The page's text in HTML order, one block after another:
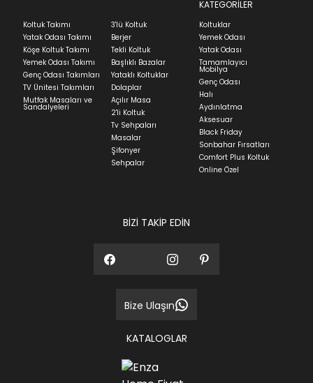
Ev tekstili siparişlerinizin kargoya verilme süresi
ortalama 5-24 iş günüdür.
Yatak siparişlerinizin teslim süresi yaşadığınız şehre
ve ürünün stok durumuna göre ortalama 5-24 iş
günüdür.
Panel ve Döşeme grubu ürün siparişlerinizin teslim
süresi yaşadığınız şehre ve ürünün stok durumuna
göre ortalama 30-45 iş günüdür.
Siparişlerim bölümünden sürecinizi takip edebilirsiniz.
Sıkça Sorulan Sorularbölümünü ziyaret
Koltuk Takımı
Yatak Odası Takımı
Köşe Koltuk Takımı
Yemek Odası Takımı
Genç Odası Takımları
TV Ünitesi Takımları
Mutfak Masaları ve
Sandalyeleri
3'lü Koltuk
Berjer
Tekli Koltuk
Başlıklı Bazalar
Yataklı Koltuklar
Dolaplar
Açılır Masa
2'li Koltuk
Tv Sehpaları
Masalar
Şifonyer
Sehpalar
KATEGORİLER
Koltuklar
Yemek Odası
Yatak Odası
Tamamlayıcı
Mobilya
Genç Odası
Halı
Aydınlatma
Aksesuar
Black Friday
Sonbahar Fırsatları
Comfort Plus Koltuk
Online Özel
BİZİ TAKİP EDİN
Bize Ulaşın
KATALOGLAR